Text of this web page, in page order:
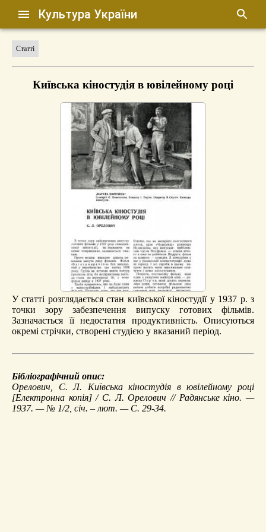
Культура України
Статті
Київська кіностудія в ювілейному році
У статті розглядається стан київської кіностудії у 1937 р. з
точки зору забезпечення випуску готових фільмів.
Зазначається її недостатня продуктивність. Описуються
окремі стрічки, створені студією у вказаний період.
Бібліографічний опис:
Орелович, С. Л. Київська кіностудія в ювілейному році
[Електронна копія] / С. Л. Орелович // Радянське кіно. —
1937. — № 1/2, січ. – лют. — С. 29-34.